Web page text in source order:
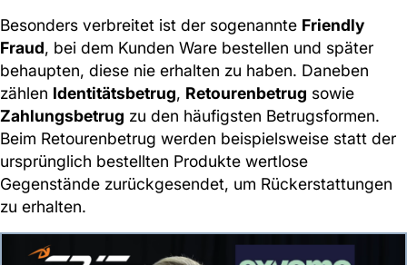
Besonders verbreitet ist der sogenannte Friendly
Fraud, bei dem Kunden Ware bestellen und später
behaupten, diese nie erhalten zu haben. Daneben
zählen Identitätsbetrug, Retourenbetrug sowie
Zahlungsbetrug zu den häufigsten Betrugsformen.
Beim Retourenbetrug werden beispielsweise statt der
ursprünglich bestellten Produkte wertlose
Gegenstände zurückgesendet, um Rückerstattungen
zu erhalten.